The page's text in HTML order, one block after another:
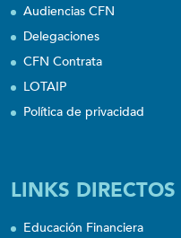
Audiencias CFN
Delegaciones
CFN Contrata
LOTAIP
Política de privacidad
LINKS DIRECTOS
Educación Financiera